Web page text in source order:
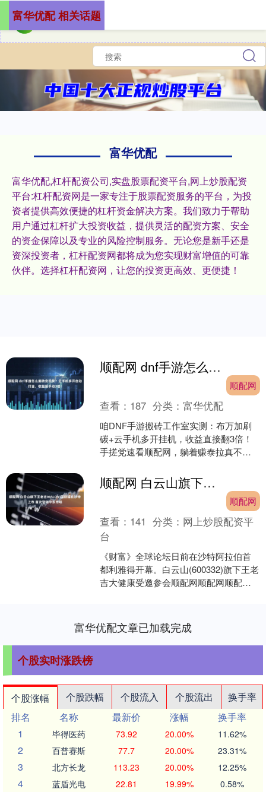
富华优配
富华优配,杠杆配资公司,实盘股票配资平台,网上炒股配资
平台:杠杆配资网是一家专注于股票配资服务的平台，为投
资者提供高效便捷的杠杆资金解决方案。我们致力于帮助
用户通过杠杆扩大投资收益，提供灵活的配资方案、安全
的资金保障以及专业的风险控制服务。无论您是新手还是
资深投资者，杠杆配资网都将成为您实现财富增值的可靠
伙伴。选择杠杆配资网，让您的投资更高效、更便捷！
富华优配 相关话题
顺配网 dnf手游怎么搬砖变现快？云手机多开自动打金，收益超手动3倍！
顺配网
查看： 187 分类：富华优配
咱DNF手游搬砖工作室实测：布万加刷
碳+云手机多开挂机，收益直接翻3倍！
手搓党速看顺配网，躺着赚泰拉真不忽
DNF手游中，....
顺配网 白云山旗下王老吉WALOVI国际罐在沙特上市 首次登陆中东市场
顺配网
查看： 141 分类： 网上炒股配资平
台
《财富》全球论坛日前在沙特阿拉伯首
都利雅得开幕。白云山(600332)旗下王老
吉大健康受邀参会顺配网顺配网顺配
富华优配文章已加载完成
个股实时涨跌榜
个股涨幅 个股跌幅 个股流入 个股流出
换手率
排名
名称 最新价 涨幅
换手率
1
毕得医药 73.92 20.00% 11.62%
2 百普赛斯 77.7 20.00% 23.31%
3 北方长龙 113.23 20.00% 12.25%
4 蓝盾光电 22.81 19.99% 0.58%